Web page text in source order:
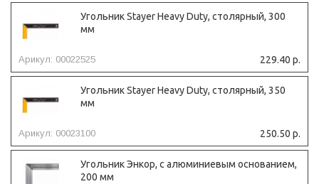
Угольник Stayer Heavy Duty, столярный, 300
мм
Арикул: 00022525 229.40 р.
Угольник Stayer Heavy Duty, столярный, 350
мм
Арикул: 00023100 250.50 р.
Угольник Энкор, с алюминиевым основанием,
200 мм